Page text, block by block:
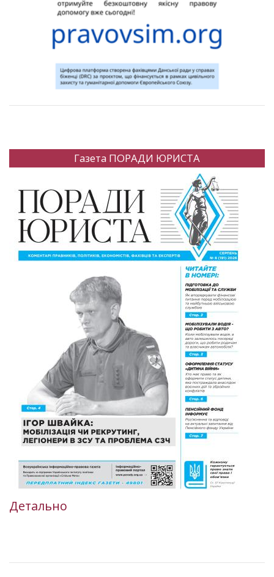
Газета ПОРАДИ ЮРИСТА
Детально